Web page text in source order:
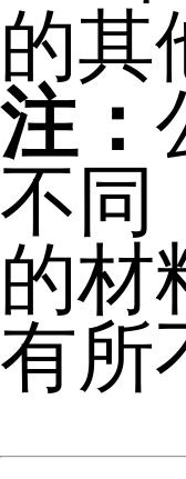
的其
注：
不同
的材
有所